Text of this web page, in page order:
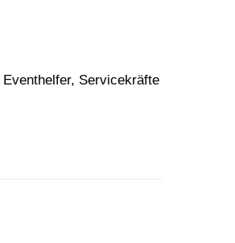
Servicekräfte